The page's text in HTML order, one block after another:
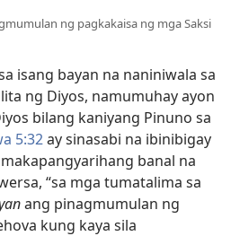
ng pagkakaisa ng mga Saksi
isang bayan na naniniwala sa
ng Diyos, namumuhay ayon
bilang kaniyang Pinuno sa
5:32ay sinasabi na ibinibigay
banal na
“sa mga tumatalima sa
ang pinagmumulan ng
kung kaya sila